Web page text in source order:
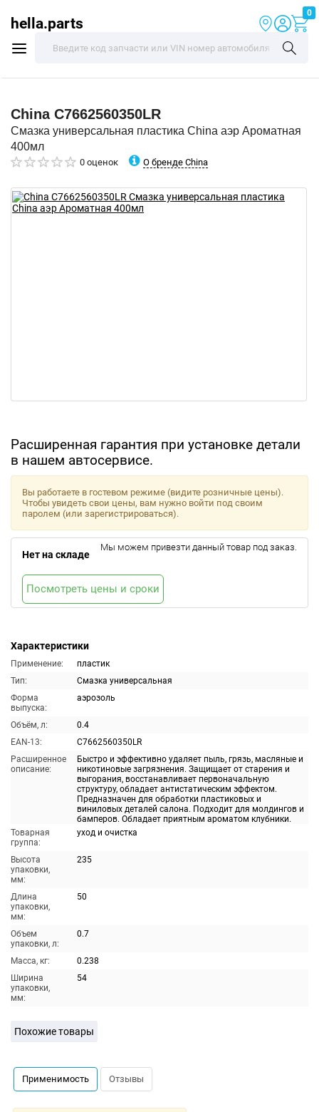
hella.parts
0
China C7662560350LR
Смазка универсальная пластика China аэр Ароматная
400мл
0 оценок О бренде China
Расширенная гарантия при установке детали
в нашем автосервисе.
Характеристики
Применение:
пластик
Тип:
Смазка универсальная
Форма
выпуска:
аэрозоль
Объём, л:
0.4
EAN-13:
C7662560350LR
Расширенное
описание:
Быстро и эффективно удаляет пыль, грязь, масляные и
никотиновые загрязнения. Защищает от старения и
выгорания, восстанавливает первоначальную
структуру, обладает антистатическим эффектом.
Предназначен для обработки пластиковых и
виниловых деталей салона. Подходит для молдингов и
бамперов. Обладает приятным ароматом клубники.
Товарная
группа:
уход и очистка
Высота
упаковки,
мм:
235
Длина
упаковки,
мм:
50
Объем
упаковки, л:
0.7
Масса, кг:
0.238
Ширина
упаковки,
мм:
54
Вы работаете в гостевом режиме (видите розничные цены).
Чтобы увидеть свои цены, вам нужно войти под своим
паролем (или зарегистрироваться).
Нет на складе
Мы можем привезти данный товар под заказ.
Посмотреть цены и сроки
Похожие товары
Применимость Отзывы